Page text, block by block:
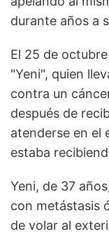
durante años a
El 25 de
"Yeni", quien
contra un
después de
atenderse en el
estaba
Yeni, de 37
con metástasis
de volar al